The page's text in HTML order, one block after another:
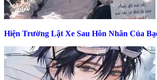
Hiện Trường Lật Xe Sau Hôn Nhân Của